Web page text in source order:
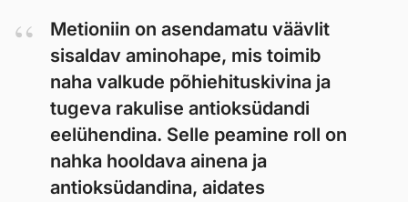
Metioniin on asendamatu väävlit
sisaldav aminohape, mis toimib
naha valkude põhiehituskivina ja
tugeva rakulise antioksüdandi
eelühendina. Selle peamine roll on
nahka hooldava ainena ja
antioksüdandina, aidates